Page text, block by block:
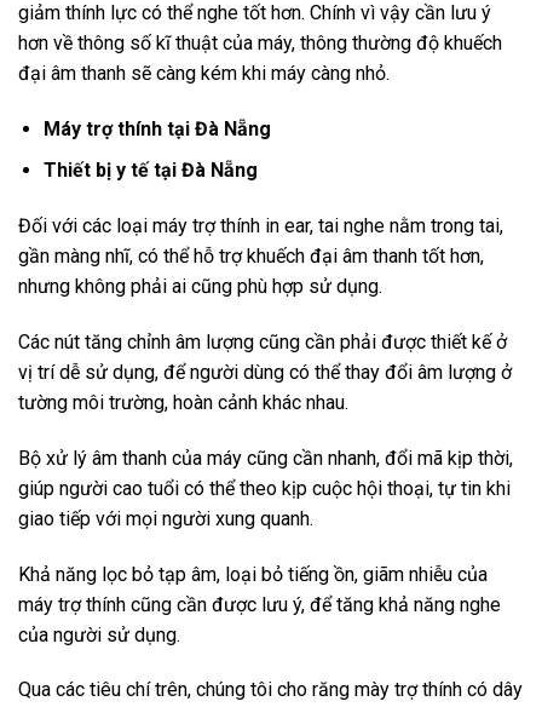
giảm thính lực có thể nghe tốt hơn. Chính vì vậy cần lưu ý
hơn về thông số kĩ thuật của máy, thông thường độ khuếch
đại âm thanh sẽ càng kém khi máy càng nhỏ.
Máy trợ thính tại Đà Nẵng
Thiết bị y tế tại Đà Nẵng
Đối với các loại máy trợ thính in ear, tai nghe nằm trong tai,
gần màng nhĩ, có thể hỗ trợ khuếch đại âm thanh tốt hơn,
nhưng không phải ai cũng phù hợp sử dụng.
Các nút tăng chỉnh âm lượng cũng cần phải được thiết kế ở
vị trí dễ sử dụng, để người dùng có thể thay đổi âm lượng ở
tường môi trường, hoàn cảnh khác nhau.
Bộ xử lý âm thanh của máy cũng cần nhanh, đổi mã kịp thời,
giúp người cao tuổi có thể theo kịp cuộc hội thoại, tự tin khi
giao tiếp với mọi người xung quanh.
Khả năng lọc bỏ tạp âm, loại bỏ tiếng ồn, giãm nhiễu của
máy trợ thính cũng cần được lưu ý, để tăng khả năng nghe
của người sử dụng.
Qua các tiêu chí trên, chúng tôi cho răng mày trợ thính có dây